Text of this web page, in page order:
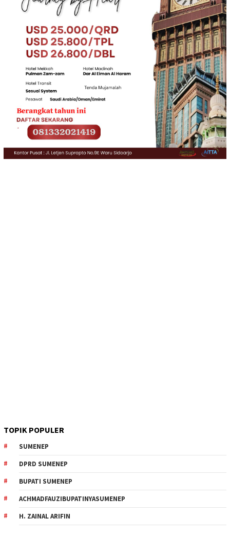
TOPIK POPULER
SUMENEP
DPRD SUMENEP
BUPATI SUMENEP
ACHMADFAUZIBUPATINYASUMENEP
H. ZAINAL ARIFIN